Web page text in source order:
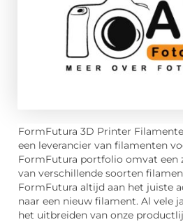
FormFutura 3D Printer
een leverancier van filamenten
FormFutura portfolio omvat een
van verschillende soorten
FormFutura altijd aan het juiste
naar een nieuw filament. Al vele
het uitbreiden van onze